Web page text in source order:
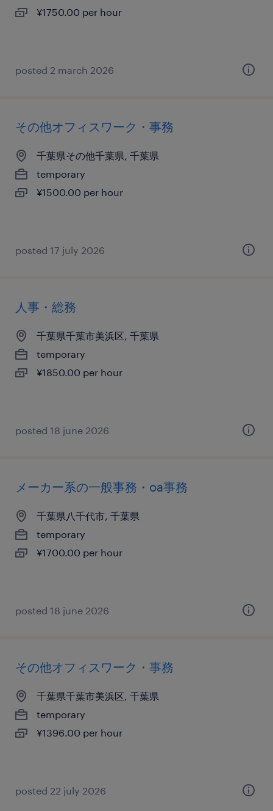
¥1750.00 per hour
posted 2 march 2026
その他オフィスワーク・事務
千葉県その他千葉県, 千葉県
temporary
¥1500.00 per hour
posted 17 july 2026
人事・総務
千葉県千葉市美浜区, 千葉県
temporary
¥1850.00 per hour
posted 18 june 2026
メーカー系の一般事務・oa事務
千葉県八千代市, 千葉県
temporary
¥1700.00 per hour
posted 18 june 2026
その他オフィスワーク・事務
千葉県千葉市美浜区, 千葉県
temporary
¥1396.00 per hour
posted 22 july 2026